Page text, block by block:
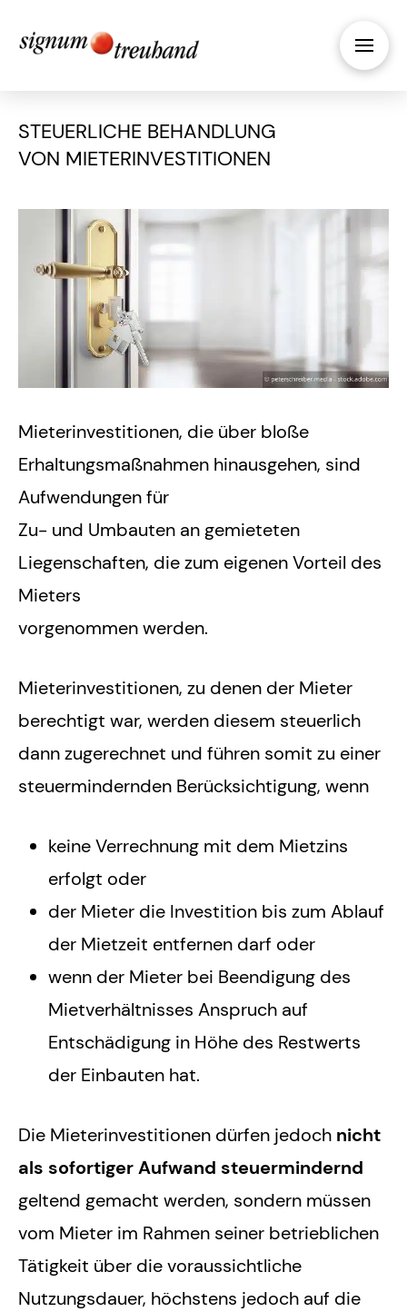
STEUERLICHE BEHANDLUNG
VON MIETERINVESTITIONEN
Mieterinvestitionen, die über bloße
Erhaltungsmaßnahmen hinausgehen, sind
Aufwendungen für
Zu- und Umbauten an gemieteten
Liegenschaften, die zum eigenen Vorteil des
Mieters
vorgenommen werden.
Mieterinvestitionen, zu denen der Mieter
berechtigt war, werden diesem steuerlich
dann zugerechnet und führen somit zu einer
steuermindernden Berücksichtigung, wenn
keine Verrechnung mit dem Mietzins
erfolgt oder
der Mieter die Investition bis zum Ablauf
der Mietzeit entfernen darf oder
wenn der Mieter bei Beendigung des
Mietverhältnisses Anspruch auf
Entschädigung in Höhe des Restwerts
der Einbauten hat.
Die Mieterinvestitionen dürfen jedoch nicht
als sofortiger Aufwand steuermindernd
geltend gemacht werden, sondern müssen
vom Mieter im Rahmen seiner betrieblichen
Tätigkeit über die voraussichtliche
Nutzungsdauer, höchstens jedoch auf die